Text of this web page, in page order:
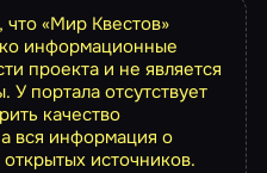
«Мир Квестов»
информационные
проекта и не является
У портала отсутствует
качество
вся информация о
источников.